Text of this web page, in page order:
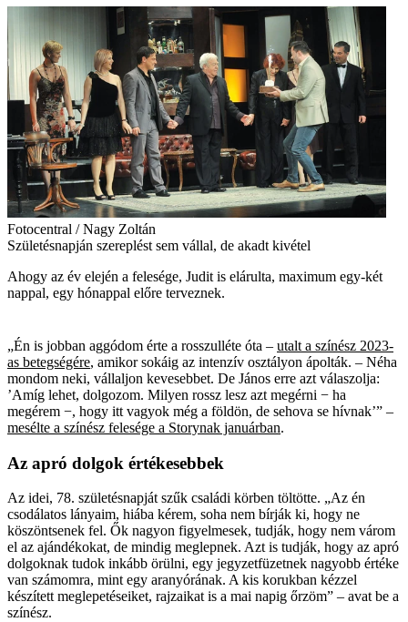
Fotocentral / Nagy Zoltán
Születésnapján szereplést sem vállal, de akadt kivétel
Ahogy az év elején a felesége, Judit is elárulta, maximum egy-két
nappal, egy hónappal előre terveznek.
„Én is jobban aggódom érte a rosszulléte óta – utalt a színész 2023-
as betegségére, amikor sokáig az intenzív osztályon ápolták. – Néha
mondom neki, vállaljon kevesebbet. De János erre azt válaszolja:
’Amíg lehet, dolgozom. Milyen rossz­ lesz azt megérni − ha
megérem −, hogy itt vagyok még a földön, de sehova se hívnak’” –
mesélte a színész felesége a Storynak januárban.
Az apró dolgok értékesebbek
Az idei, 78. születésnapját szűk családi körben töltötte. „Az én
csodálatos lányaim, hiába kérem, soha nem bírják ki, hogy ne
köszöntsenek fel. Ők nagyon figyelmesek, tudják, hogy nem várom
el az ajándékokat, de mindig meglepnek. Azt is tudják, hogy az apró
dolgoknak tudok inkább örülni, egy jegyzetfüzetnek nagyobb értéke
van számomra, mint egy aranyórának. A kis korukban kézzel
készített meglepetéseiket, rajzaikat is a mai napig őrzöm” – avat be a
színész.